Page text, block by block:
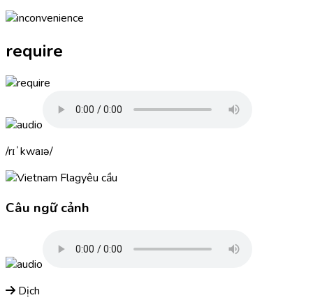
require
rɪˈkwaɪə
yêu cầu
Câu ngữ cảnh
Dịch